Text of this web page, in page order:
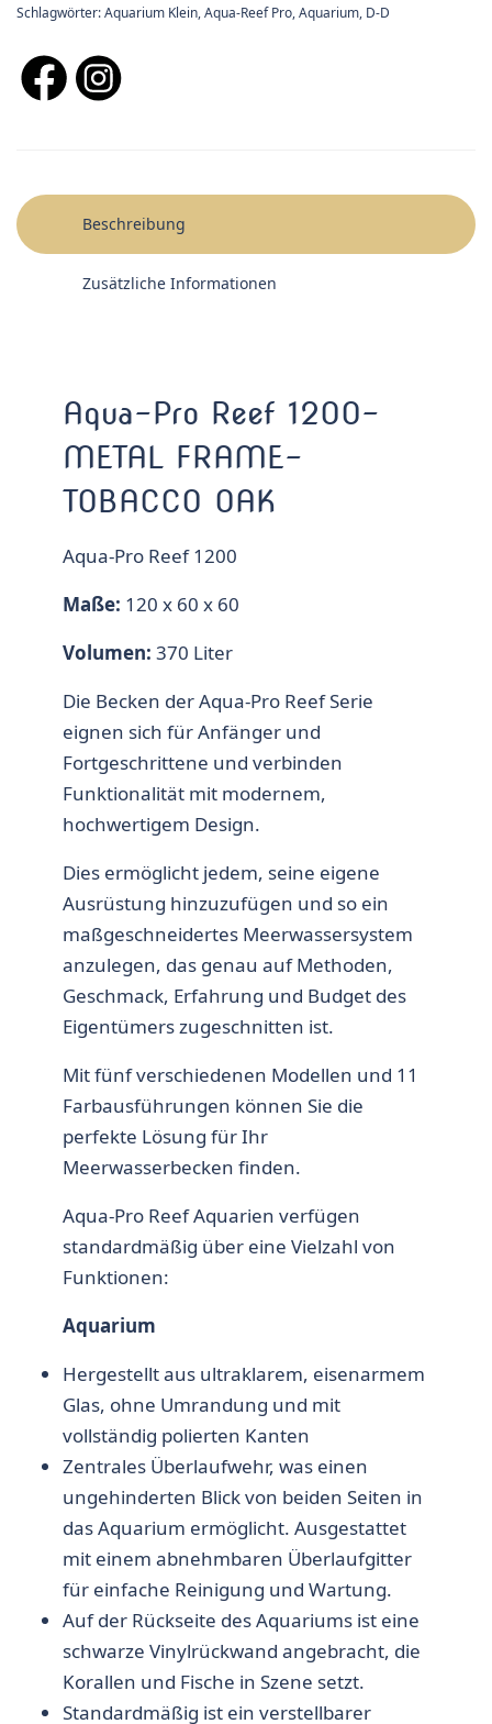
Schlagwörter:Aquarium Klein,Aqua-Reef Pro,Aquarium, D-D
Beschreibung
Zusätzliche Informationen
Aqua-Pro Reef 1200-
METAL FRAME-
TOBACCO OAK
Aqua-Pro Reef 1200
Maße: 120 x 60 x 60
Volumen: 370 Liter
Die Becken der Aqua-Pro Reef Serie
eignen sich für Anfänger und
Fortgeschrittene und verbinden
Funktionalität mit modernem,
hochwertigem Design.
Dies ermöglicht jedem, seine eigene
Ausrüstung hinzuzufügen und so ein
maßgeschneidertes Meerwassersystem
anzulegen, das genau auf Methoden,
Geschmack, Erfahrung und Budget des
Eigentümers zugeschnitten ist.
Mit fünf verschiedenen Modellen und 11
Farbausführungen können Sie die
perfekte Lösung für Ihr
Meerwasserbecken finden.
Aqua-Pro Reef Aquarien verfügen
standardmäßig über eine Vielzahl von
Funktionen:
Aquarium
Hergestellt aus ultraklarem, eisenarmem
Glas, ohne Umrandung und mit
vollständig polierten Kanten
Zentrales Überlaufwehr, was einen
ungehinderten Blick von beiden Seiten in
das Aquarium ermöglicht. Ausgestattet
mit einem abnehmbaren Überlaufgitter
für einfache Reinigung und Wartung.
Auf der Rückseite des Aquariums ist eine
schwarze Vinylrückwand angebracht, die
Korallen und Fische in Szene setzt.
Standardmäßig ist ein verstellbarer